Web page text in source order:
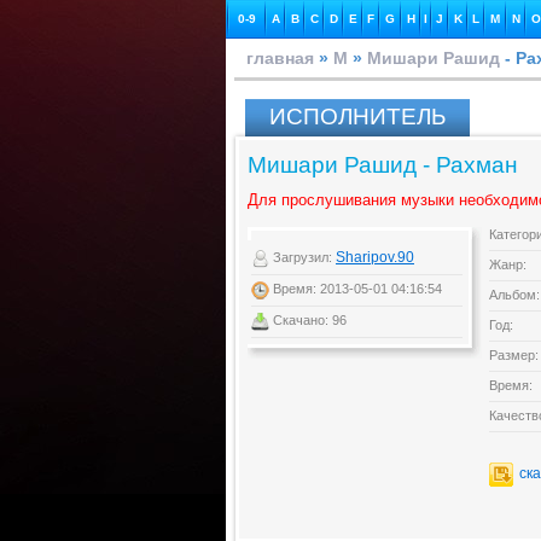
0-9 A B C D E F G H I J K L M N O
главная » М » Мишари Рашид -
ИСПОЛНИТЕЛЬ
Мишари Рашид - Рахман
Для прослушивания музыки
Загрузил: Sharipov.90
Время: 2013-05-01 04:16:54
Скачано: 96
Жанр:
Альбом:
Год:
Размер:
Время: